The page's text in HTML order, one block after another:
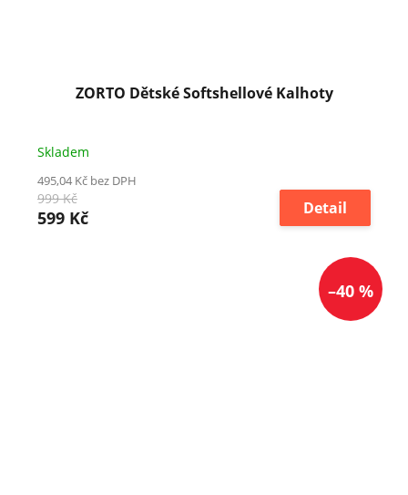
ZORTO Dětské Softshellové Kalhoty
Skladem
495,04 Kč bez DPH
999 Kč
599 Kč Detail
–40 %